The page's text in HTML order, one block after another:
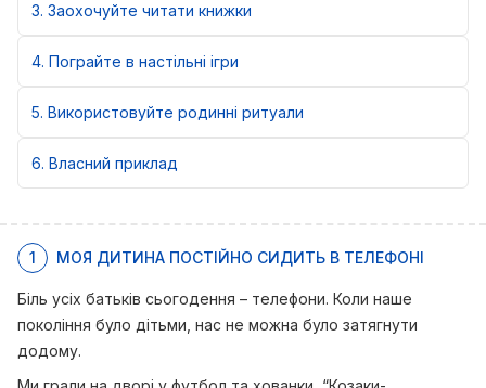
3 Заохочуйте читати книжки
4 Пограйте в настільні ігри
5 Використовуйте родинні ритуали
6 Власний приклад
1 МОЯ ДИТИНА ПОСТІЙНО СИДИТЬ В ТЕЛЕФОНІ
Біль усіх батьків сьогодення – телефони. Коли наше
покоління було дітьми, нас не можна було затягнути
додому.